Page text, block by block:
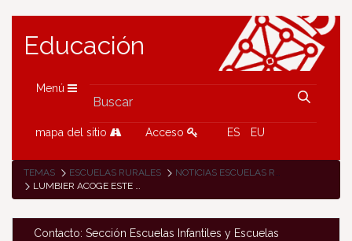
Educación
Menú
mapa del sitio Acceso ES EU
TEMAS ESCUELAS RURALES
NOTICIAS ESCUELAS RURALES
LUMBIER ACOGE ESTE AÑO LA FIESTA DE LAS ESCUELAS RURALES DE ZONA
Contacto: Sección Escuelas Infantiles y Escuelas